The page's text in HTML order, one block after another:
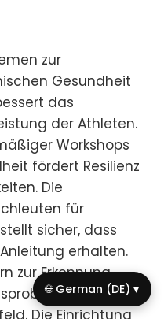
Athleten ermutigt,
um jeden Preis
Fälle als
dazu
und
proaktive
mildern und
für Jugendliche
🌐 German (DE) ▾